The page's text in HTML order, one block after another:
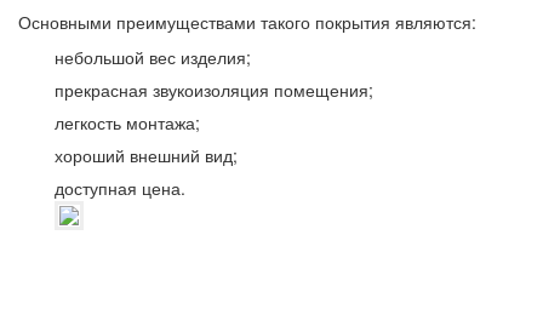
Основными преимуществами такого покрытия являются:
небольшой вес изделия;
прекрасная звукоизоляция помещения;
легкость монтажа;
хороший внешний вид;
доступная цена.